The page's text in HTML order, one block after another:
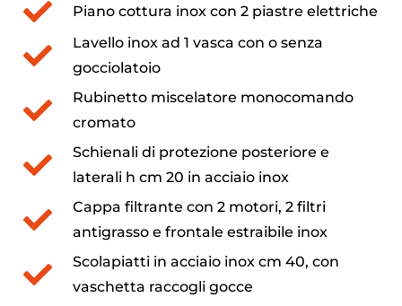
Piano cottura inox con 2 piastre elettriche
Lavello inox ad 1 vasca con o senza
gocciolatoio
Rubinetto miscelatore monocomando
cromato
Schienali di protezione posteriore e
laterali h cm 20 in acciaio inox
Cappa filtrante con 2 motori, 2 filtri
antigrasso e frontale estraibile inox
Scolapiatti in acciaio inox cm 40, con
vaschetta raccogli gocce